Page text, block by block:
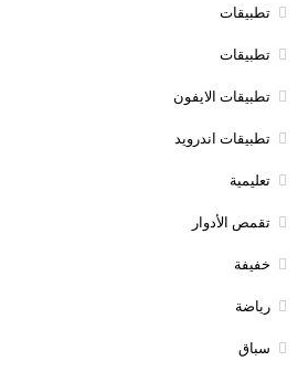
تطبيقات
تطبيقات
تطبيقات الايفون
تطبيقات اندرويد
تعليمية
تقمص الأدوار
خفيفة
رياضة
سباق